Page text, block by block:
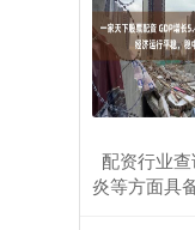
配资行业
炎等方面具